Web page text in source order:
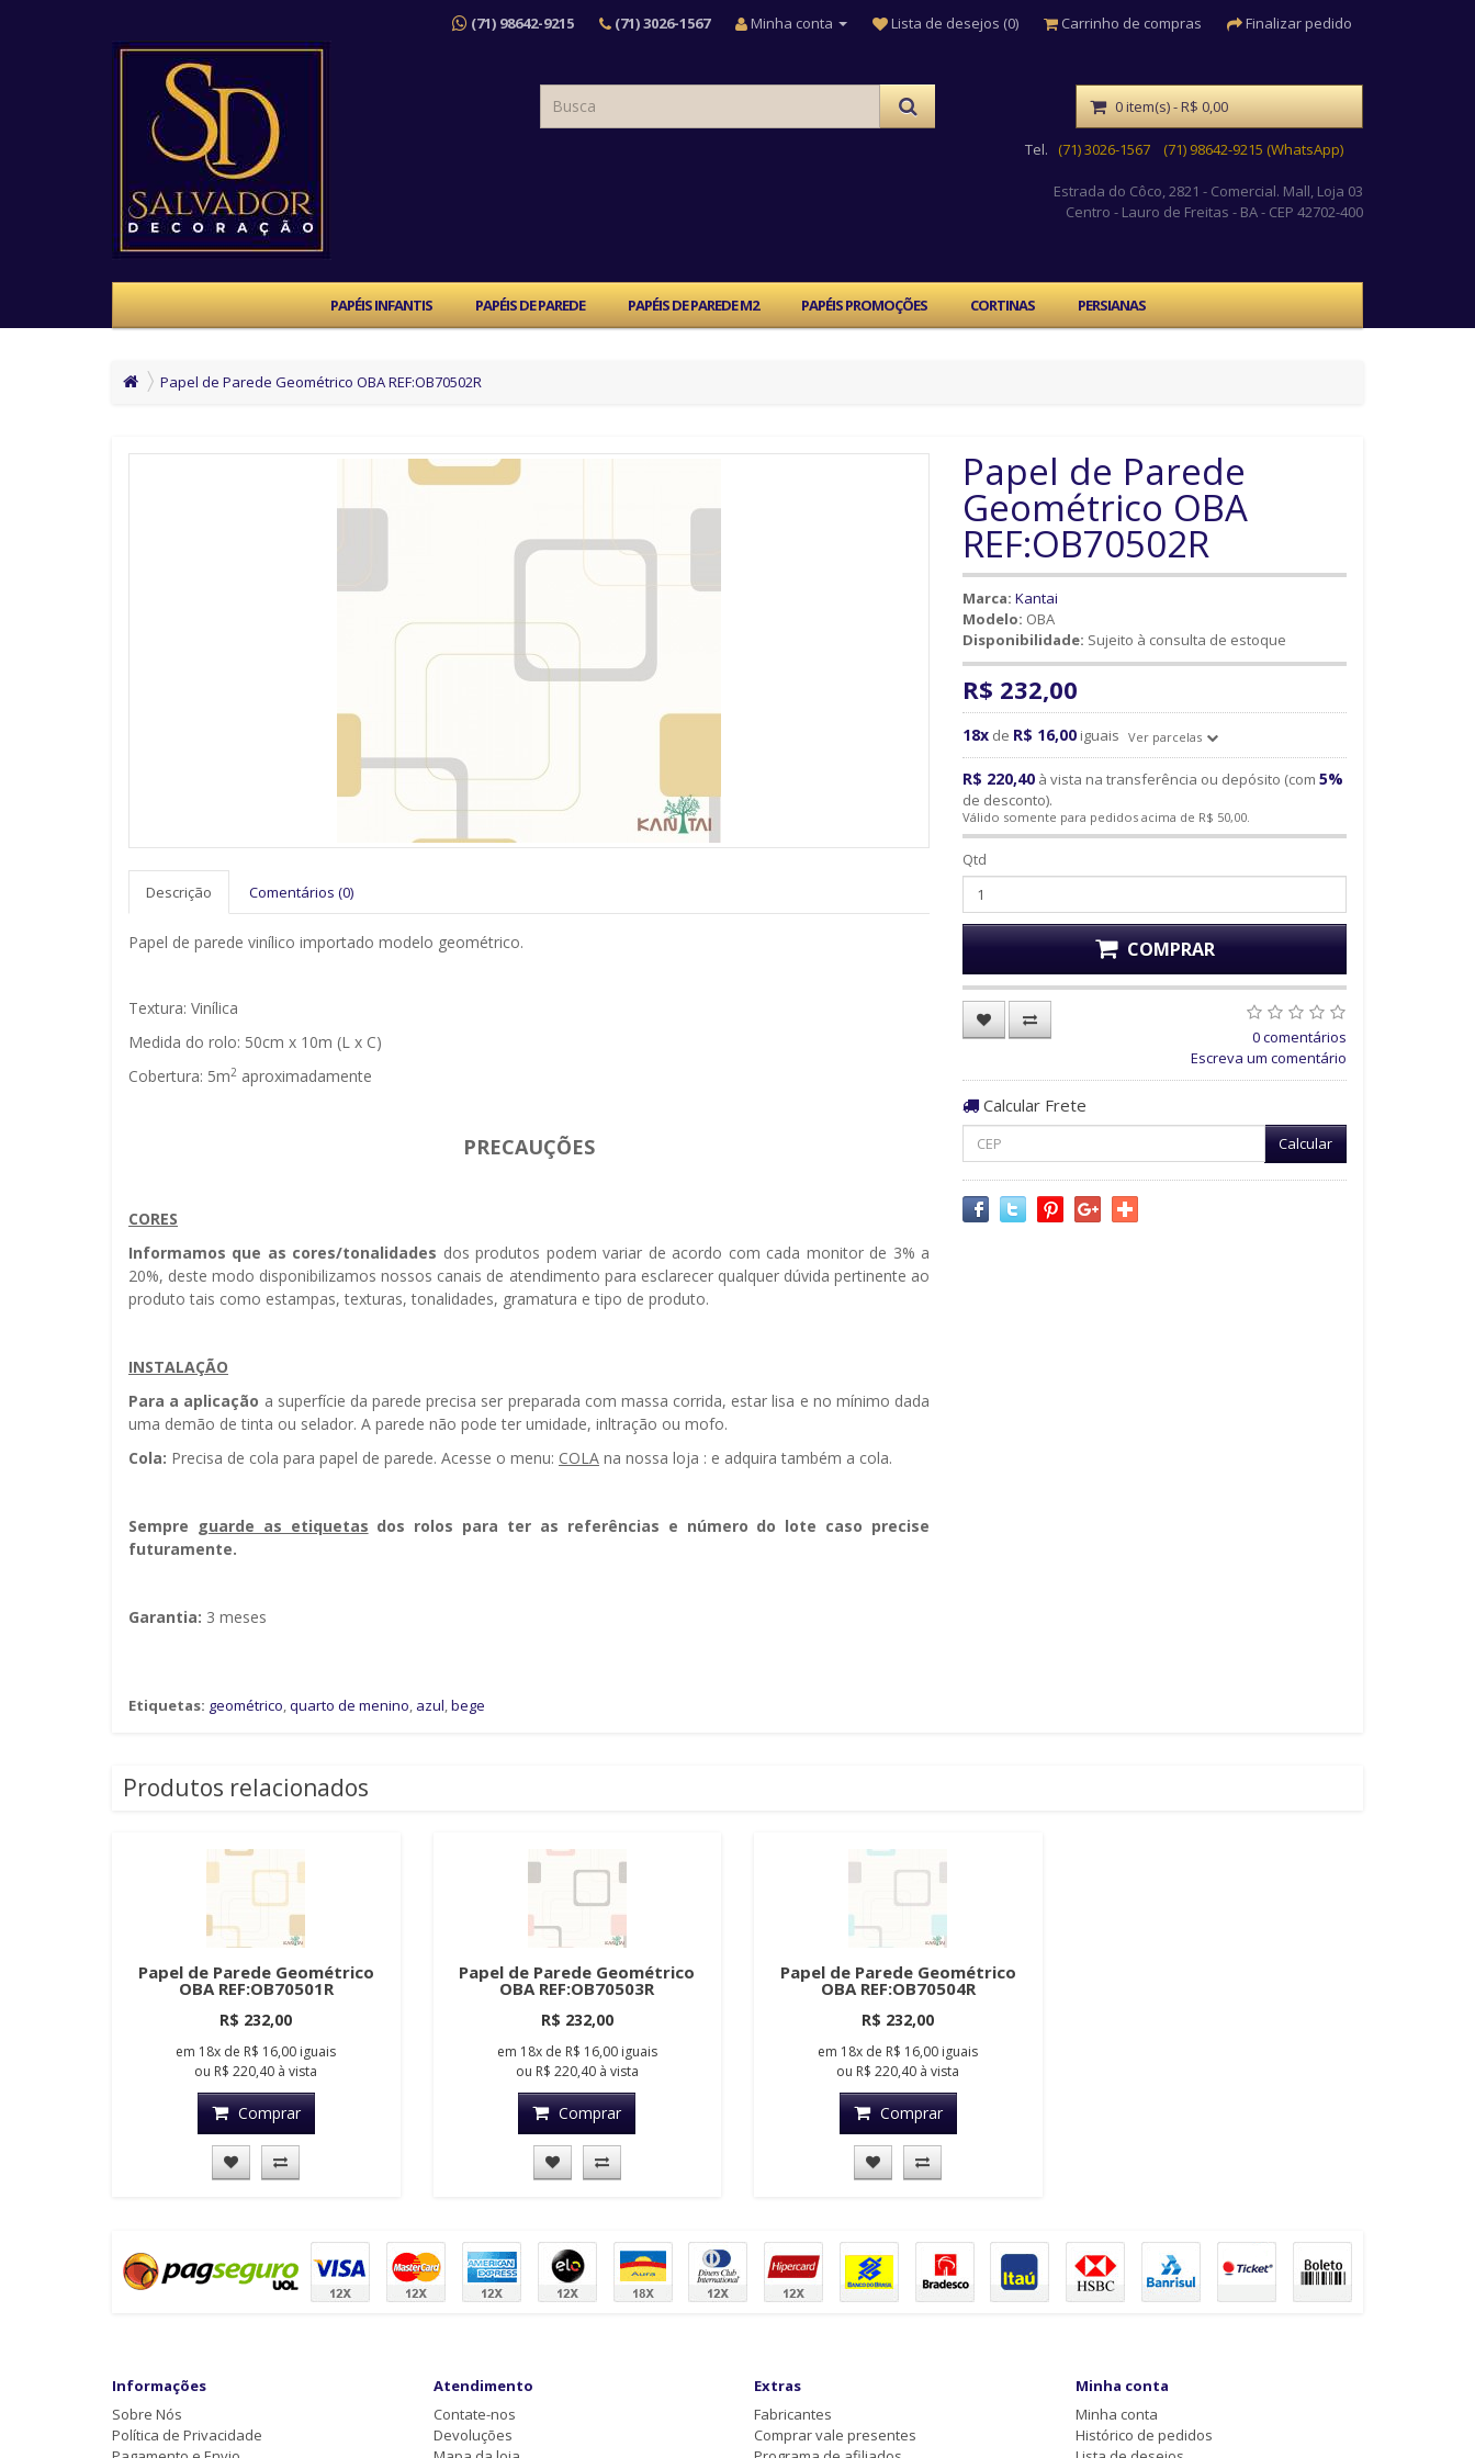
(71) 98642-9215 (71) 3026-1567 Minha conta Lista de desejos (0) Carrinho de compras Finalizar pedido
Tel. (71) 3026-1567 (71) 98642-9215 (WhatsApp)
Estrada do Côco, 2821 - Comercial. Mall, Loja 03
Centro - Lauro de Freitas - BA - CEP 42702-400
0 item(s) - R$ 0,00
PAPÉIS INFANTIS PAPÉIS DE PAREDE PAPÉIS DE PAREDE M2 PAPÉIS PROMOÇÕES CORTINAS PERSIANAS
Papel de Parede Geométrico OBA REF:OB70502R
Papel de Parede
Geométrico OBA
REF:OB70502R
Marca: Kantai
Modelo: OBA
Disponibilidade: Sujeito à consulta de estoque
R$ 232,00
18x de R$ 16,00 iguais Ver parcelas
R$ 220,40 à vista na transferência ou depósito (com 5%
de desconto).
Válido somente para pedidos acima de R$ 50,00.
Qtd
COMPRAR
0 comentários
Escreva um comentário
Calcular Frete
Calcular
Descrição Comentários (0)
Papel de parede vinílico importado modelo geométrico.
Textura: Vinílica
Medida do rolo: 50cm x 10m (L x C)
Cobertura: 5m2 aproximadamente
PRECAUÇÕES
CORES
Informamos que as cores/tonalidades dos produtos podem variar de acordo com cada monitor de 3% a
20%, deste modo disponibilizamos nossos canais de atendimento para esclarecer qualquer dúvida pertinente ao
produto tais como estampas, texturas, tonalidades, gramatura e tipo de produto.
INSTALAÇÃO
Para a aplicação a superfície da parede precisa ser preparada com massa corrida, estar lisa e no mínimo dada
uma demão de tinta ou selador. A parede não pode ter umidade, infiltração ou mofo.
Cola: Precisa de cola para papel de parede. Acesse o menu: COLA na nossa loja : e adquira também a cola.
Sempre guarde as etiquetas dos rolos para ter as referências e número do lote caso precise
futuramente.
Garantia: 3 meses
Etiquetas: geométrico,quarto de menino, azul,bege
Produtos relacionados
Papel de Parede Geométrico
OBA REF:OB70501R
R$ 232,00
em 18x de R$ 16,00 iguais
ou R$ 220,40 à vista
Comprar
Papel de Parede Geométrico
OBA REF:OB70503R
R$ 232,00
em 18xde R$ 16,00 iguais
ou R$ 220,40à vista
Comprar
Papel de Parede Geométrico
OBA REF:OB70504R
R$ 232,00
em 18x de R$ 16,00 iguais
ou R$ 220,40 à vista
Comprar
Informações
Sobre Nós
Política de Privacidade
Atendimento
Contate-nos
Devoluções
Extras
Fabricantes
Comprar vale presentes
Minha conta
Minha conta
Histórico de pedidos